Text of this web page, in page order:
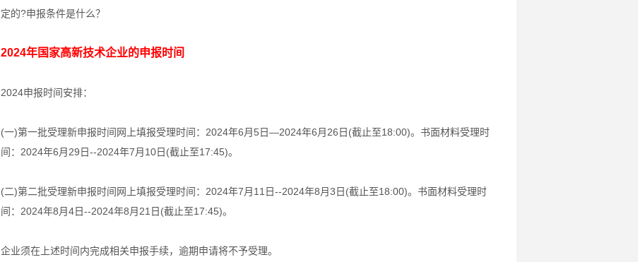
定的?申报条件是什么？
2024年国家高新技术企业的申报时间
2024申报时间安排：
(一)第一批受理新申报时间网上填报受理时间：2024年6月5日—2024年6月26日(截止至18:00)。书面材料受理时
间：2024年6月29日--2024年7月10日(截止至17:45)。
(二)第二批受理新申报时间网上填报受理时间：2024年7月11日--2024年8月3日(截止至18:00)。书面材料受理时
间：2024年8月4日--2024年8月21日(截止至17:45)。
企业须在上述时间内完成相关申报手续，逾期申请将不予受理。